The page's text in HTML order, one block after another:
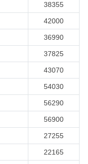
38355
42000
36990
37825
43070
54030
56290
56900
27255
22165